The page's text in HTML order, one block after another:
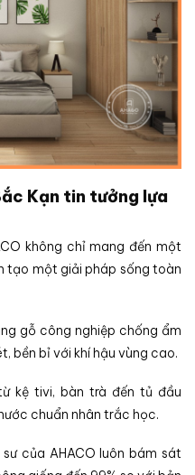
Kạn tin tưởng lựa
không chỉ mang đến một
tạo một giải pháp sống toàn
gỗ công nghiệp chống ẩm
bền bỉ với khí hậu vùng cao.
kệ tivi, bàn trà đến tủ đầu
chuẩn nhân trắc học.
của AHACO luôn bám sát